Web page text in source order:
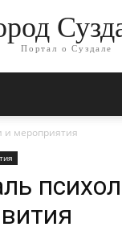
Портал о Суздале
и мероприятия